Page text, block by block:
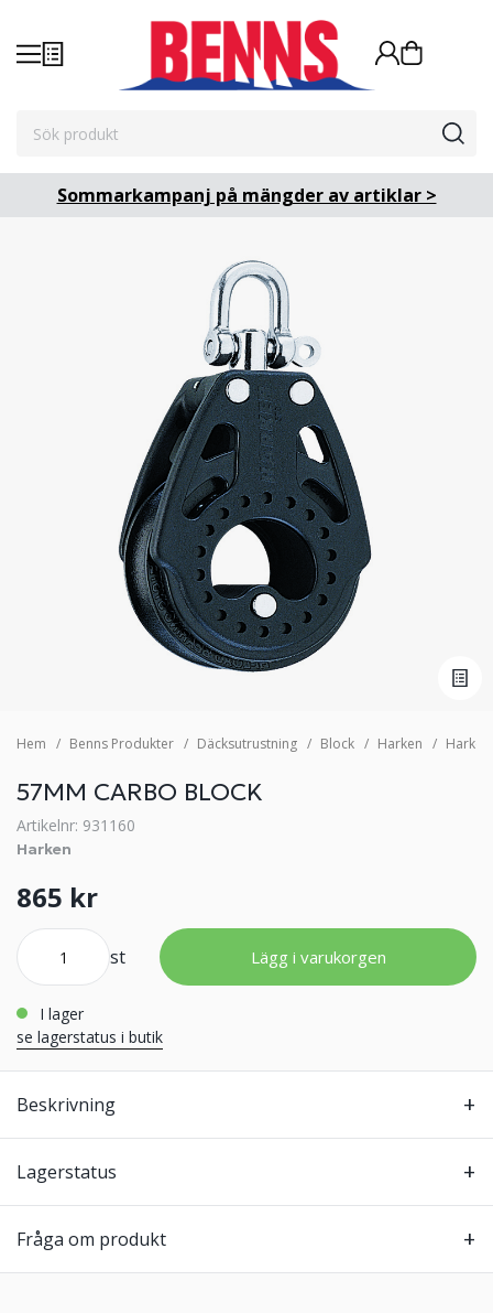
Sommarkampanj på mängder av artiklar >
Hem Benns Produkter Däcksutrustning Block Harken
57MM CARBO BLOCK
Artikelnr: 931160
Harken
865 kr
st Lägg i varukorgen
i lager
se lagerstatus i butik
Beskrivning
Lagerstatus
Fråga om produkt